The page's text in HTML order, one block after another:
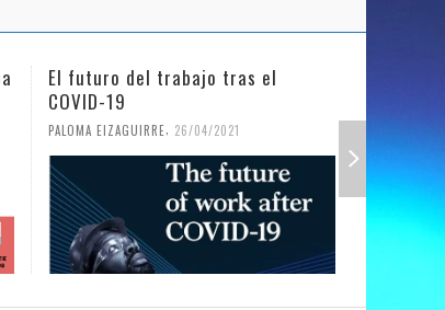
El futuro del trabajo tras el
COVID-19
PALOMA EIZAGUIRRE 26/04/2021